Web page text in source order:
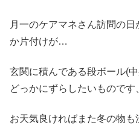
月一のケアマネさん訪問の
か片付けが…
玄関に積んである段ボール(
どっかにずらしたいものです
お天気良ければまた冬の物も